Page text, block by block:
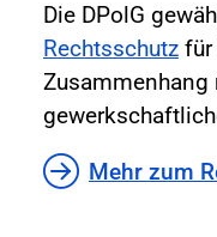
Die DPolG
Rechtsschutz für
Mehr zum